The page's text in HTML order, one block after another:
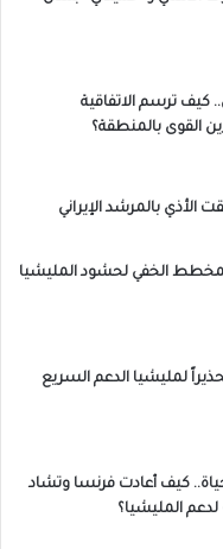
كيف ترسم الاتفاقية
القوى بالمنطقة؟
بالمرشد الإيراني
الخفي لحشود المليشيا
لمليشيا الدعم السريع
كيف أعادت فرنسا وتشاد
المليشيا؟